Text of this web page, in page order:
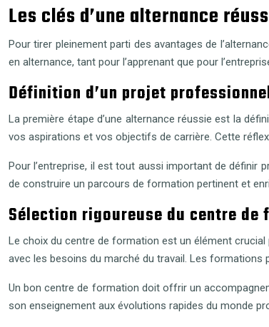
Les clés d’une alternance
Pour tirer pleinement parti des avantages de
en alternance, tant pour l’apprenant que pour
Définition d’un projet
La première étape d’une alternance réussie est la
vos aspirations et vos objectifs de carrière. Cette
Pour l’entreprise, il est tout aussi important de définir
de construire un parcours de formation pertinent et
Sélection rigoureuse du centre de
Le choix du centre de formation est un élément
avec les besoins du marché du travail. Les formations
Un bon centre de formation doit offrir un
son enseignement aux évolutions rapides du monde